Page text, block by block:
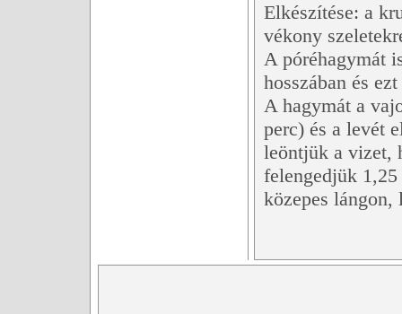
Elkészítése: a
vékony
A póréhagymát
hosszában és
A hagymát a
perc) és a levét
leöntjük a vizet,
felengedjük
közepes lángon,